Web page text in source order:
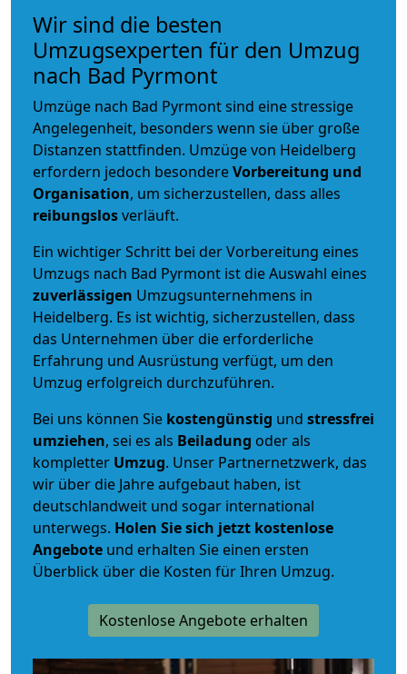
Wir sind die besten
Umzugsexperten für den Umzug
nach Bad Pyrmont
Umzüge nach Bad Pyrmont sind eine stressige
Angelegenheit, besonders wenn sie über große
Distanzen stattfinden. Umzüge von Heidelberg
erfordern jedoch besondereVorbereitung und
Organisation, um sicherzustellen, dass alles
reibungslosverläuft.
Ein wichtiger Schritt bei der Vorbereitung eines
Umzugs nach Bad Pyrmont ist die Auswahl eines
zuverlässigen Umzugsunternehmens in
Heidelberg. Es ist wichtig, sicherzustellen, dass
das Unternehmen über die erforderliche
Erfahrung und Ausrüstung verfügt, um den
Umzug erfolgreich durchzuführen.
Bei uns können Sie kostengünstig und stressfrei
umziehen, sei es als Beiladung oder als
kompletter Umzug. Unser Partnernetzwerk, das
wir über die Jahre aufgebaut haben, ist
deutschlandweit und sogar international
unterwegs. Holen Sie sich jetzt kostenlose
Angebote und erhalten Sie einen ersten
Überblick über die Kosten für Ihren Umzug.
Kostenlose Angebote erhalten